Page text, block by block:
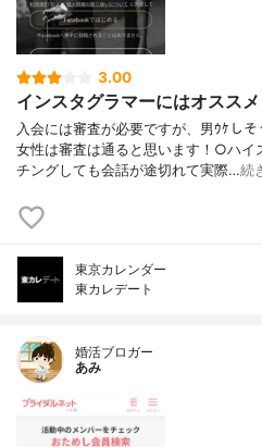
3.00
インスタグラマーにはオススメ
入会には審査が必要ですが、男ｳｹし
女性は審査は通ると思います！○ハイ
チングしても会話が途切れて実際…続
東京カレンダー
東カレデート
婚活ブロガー
あみ